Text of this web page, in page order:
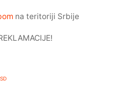
na teritoriji Srbije